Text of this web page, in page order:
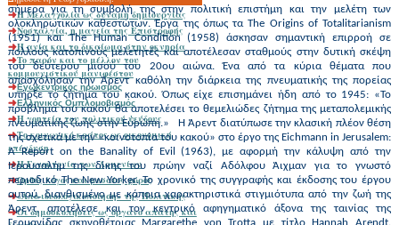
Η Μελαγχολία ως δύναμη δημιουργίας
Νοσταλγία, η μαγεία της Επιστροφής
Η ανία και το δικαίωμα στην οκνηρία
To παρόν και το μέλλον του
κομμουνιστικού μανιφέστου
Εγωκεντρικός ηρωισμός
Ελληνικός Ομπλομoβισμός
Η γοητεία του πολιτικού ψεύδους
Το κοινωνικό κράτος ως οικονομική
επένδυση
Η Γενοκτονία των Αρμενίων
Ορθός λόγος και μεσαίος χώρος
«Απο-ιδεολογικοποίηση» της Πολιτικής
Οι δημοσκοπήσεις ως όργανο απάτης και
σήμερα για τη συμβολή της στην πολιτική επιστήμη και την μελέτη των
ολοκληρωτικών καθεστώτων. Έργα της όπως τα The Origins of Totalitarianism
(1951) και The Human Condition (1958) άσκησαν σημαντική επιρροή σε
πολλούς κατοπινούς μελετητές και αποτέλεσαν σταθμούς στην δυτική σκέψη
του δεύτερου μισού του 20ου αιώνα. Ένα από τα κύρια θέματα που
απασχόλησαν την Άρεντ καθόλη την διάρκεια της πνευματικής της πορείας
υπήρξε τo ζήτημα του κακού. Όπως είχε επισημάνει ήδη από το 1945: «Το
πρόβλημα του κακού θα αποτελέσει το θεμελιώδες ζήτημα της μεταπολεμικής
πνευματικής ζωής στην Ευρώπη.» H Άρεντ διατύπωσε την κλασική πλέον θέση
της σχετικά με την «κοινοτοπία του κακού» στο έργο της Eichmann in Jerusalem:
A Report on the Banality of Evil (1963), με αφορμή την κάλυψη από την
Ιερουσαλήμ της δίκης του πρώην ναζί Αδόλφου Άιχμαν για το γνωστό
περιοδικό The New Yorker. Το χρονικό της συγγραφής και έκδοσης του έργου
αυτού, διανθισμένο με κάποια χαρακτηριστικά στιγμιότυπα από την ζωή της
Άρεντ, αποτέλεσε και τον κεντρικό αφηγηματικό άξονα της ταινίας της